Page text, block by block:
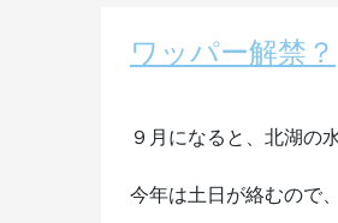
ワッパー解禁？
９月になると、北湖の
今年は土日が絡むので